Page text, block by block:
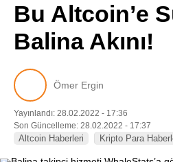
Bu Altcoin’e
Balina Akını!
Ömer Ergin
Yayınlandı: 28.02.2022 - 17:36
Son Güncelleme: 28.02.2022 - 17:37
Altcoin Haberleri Kripto Para